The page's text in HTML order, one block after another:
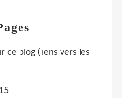
ce blog (liens vers les